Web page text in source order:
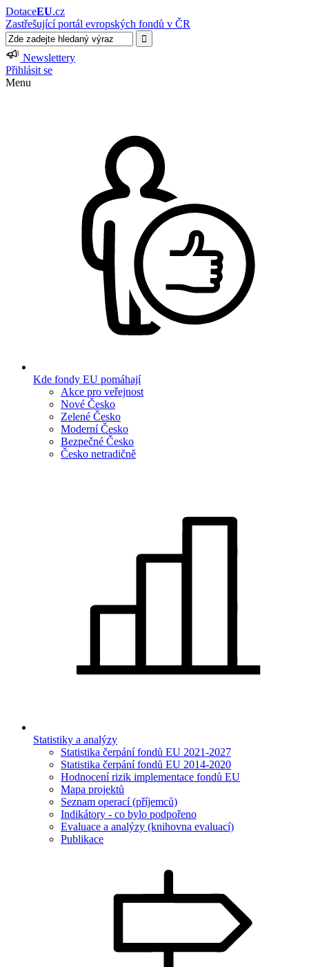
DotaceEU.cz
Zastřešující portál evropských fondů v ČR
Newslettery
Přihlásit se
Menu
Kde fondy EU pomáhají
Akce pro veřejnost
Nové Česko
Zelené Česko
Moderní Česko
Bezpečné Česko
Česko netradičně
Statistiky a analýzy
Statistika čerpání fondů EU 2021-2027
Statistika čerpání fondů EU 2014-2020
Hodnocení rizik implementace fondů EU
Mapa projektů
Seznam operací (příjemců)
Indikátory - co bylo podpořeno
Evaluace a analýzy (knihovna evaluací)
Publikace